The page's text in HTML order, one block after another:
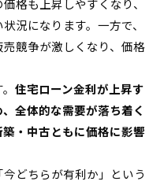
格も上昇しやすくなり、
況になります。一方で、
競争が激しくなり、価格
住宅ローン金利が上昇す
全体的な需要が落ち着く
・中古ともに価格に影響
どちらが有利か」という